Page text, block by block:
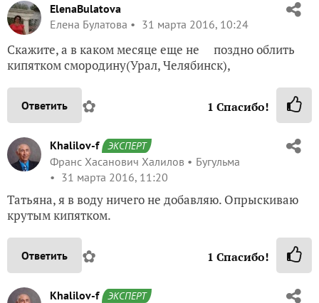
ElenaBulatova
Елена Булатова
31 марта 2016, 10:24
Скажите, а в каком месяце еще не поздно облить
кипятком смородину(Урал, Челябинск),
Ответить ✿ 1 Спасибо!
Khalilov-f ЭКСПЕРТ
Франс Хасанович Халилов
Бугульма
31 марта 2016, 11:20
Татьяна, я в воду ничего не добавляю. Опрыскиваю
крутым кипятком.
Ответить ✿ 1 Спасибо!
Khalilov-f ЭКСПЕРТ